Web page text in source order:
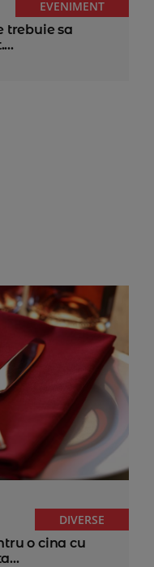
EVENIMENT
trebuie sa
DIVERSE
o cina cu